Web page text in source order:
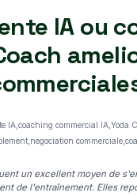
IA ou
commercial IA,Yoda
un excellent moyen de
de l'entraînement. Elles